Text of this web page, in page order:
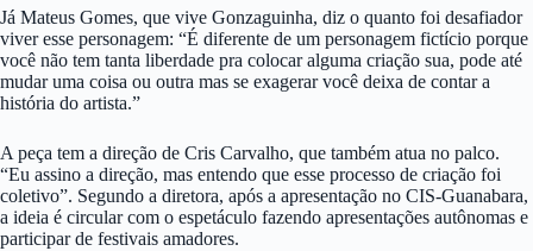
Já Mateus Gomes, que vive Gonzaguinha, diz o quanto foi desafiador
viver esse personagem: “É diferente de um personagem fictício porque
você não tem tanta liberdade pra colocar alguma criação sua, pode até
mudar uma coisa ou outra mas se exagerar você deixa de contar a
história do artista.”
A peça tem a direção de Cris Carvalho, que também atua no palco.
“Eu assino a direção, mas entendo que esse processo de criação foi
coletivo”. Segundo a diretora, após a apresentação no CIS-Guanabara,
a ideia é circular com o espetáculo fazendo apresentações autônomas e
participar de festivais amadores.